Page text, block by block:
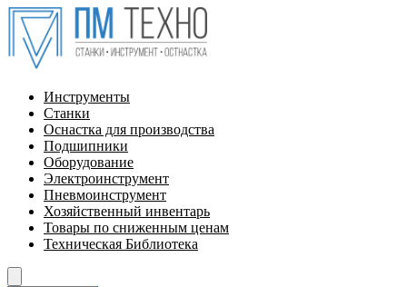
Инструменты
Станки
Оснастка для производства
Подшипники
Оборудование
Электроинструмент
Пневмоинструмент
Хозяйственный инвентарь
Товары по сниженным ценам
Техническая Библиотека